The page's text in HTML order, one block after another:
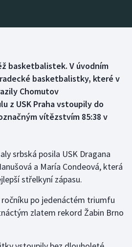
basketbalistek. V úvodním
basketbalistky, které v
Chomutov
z USK Praha vstoupily do
vítězstvím 85:38 v
srbská posila USK Dragana
a María Condeová, která
střelkyní zápasu.
ročníku po jedenáctém triumfu
zlatem rekord Žabin Brno